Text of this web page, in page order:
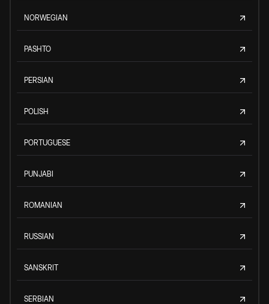
NORWEGIAN
PASHTO
PERSIAN
POLISH
PORTUGUESE
PUNJABI
ROMANIAN
RUSSIAN
SANSKRIT
SERBIAN